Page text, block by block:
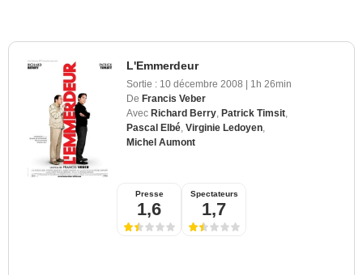
L'Emmerdeur
Sortie : 10 décembre 2008 | 1h 26min
De Francis Veber
Avec Richard Berry Patrick Timsit
Pascal Elbé Virginie Ledoyen
Michel Aumont
Presse
1,6
Spectateurs
1,7